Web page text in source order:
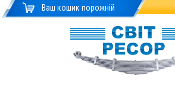
Ваш кошик порожній